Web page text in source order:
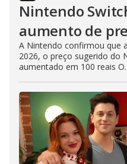
Nintendo
aumento de
A Nintendo confirmou que
2026, o preço sugerido do
aumentado em 100 reais